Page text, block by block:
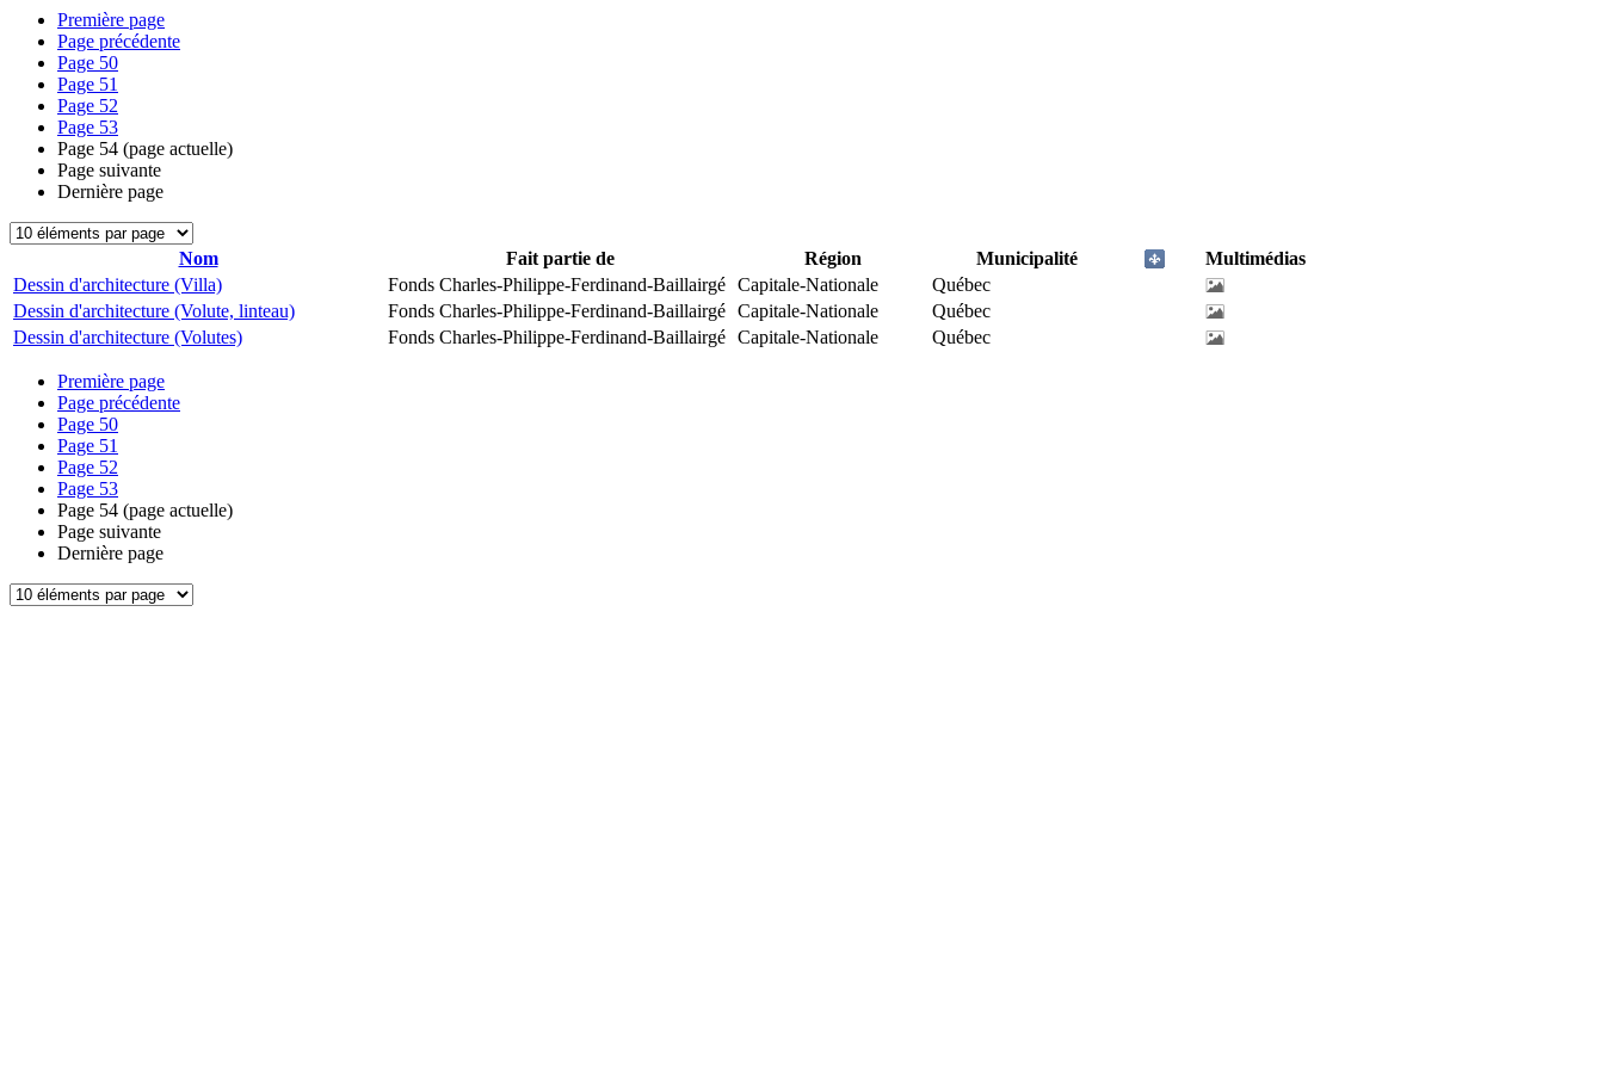
Première page
Page précédente
Page 50
Page 51
Page 52
Page 53
Page 54 (page actuelle)
Page suivante
Dernière page
Nom Fait partie de Région Municipalité
Multimédias
Dessin d'architecture (Villa)
Fonds Charles-Philippe-Ferdinand-Baillairgé Capitale-Nationale
Québec
Dessin d'architecture (Volute, linteau)
Fonds Charles-Philippe-Ferdinand-Baillairgé Capitale-Nationale
Québec
Dessin d'architecture (Volutes)
Fonds Charles-Philippe-Ferdinand-Baillairgé Capitale-Nationale Québec
Première page
Page précédente
Page 50
Page 51
Page 52
Page 53
Page 54 (page actuelle)
Page suivante
Dernière page